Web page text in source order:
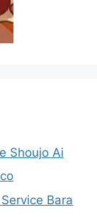
Shoujo Ai
Bara